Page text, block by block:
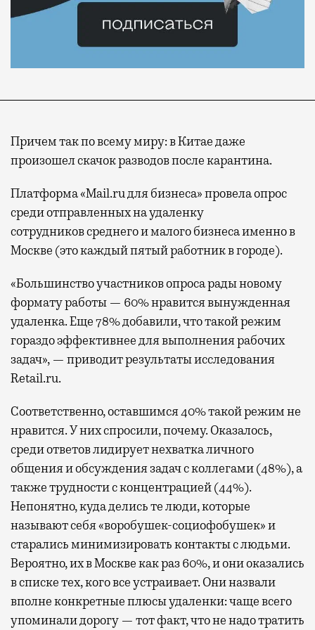
Причем так по всему миру: в Китае даже
произошел скачок разводов после карантина.
Платформа «Mail.ru для бизнеса» провела опрос
среди отправленных на удаленку
сотрудников среднего и малого бизнеса именно в
Москве (это каждый пятый работник в городе).
«Большинство участников опроса рады новому
формату работы — 60% нравится вынужденная
удаленка. Еще 78% добавили, что такой режим
гораздо эффективнее для выполнения рабочих
задач», — приводит результаты исследования
Retail.ru.
Соответственно, оставшимся 40% такой режим не
нравится. У них спросили, почему. Оказалось,
среди ответов лидирует нехватка личного
общения и обсуждения задач c коллегами (48%), а
также трудности с концентрацией (44%).
Непонятно, куда делись те люди, которые
называют себя «воробушек-социофобушек» и
старались минимизировать контакты с людьми.
Вероятно, их в Москве как раз 60%, и они оказались
в списке тех, кого все устраивает. Они назвали
вполне конкретные плюсы удаленки: чаще всего
упоминали дорогу — тот факт, что не надо тратить